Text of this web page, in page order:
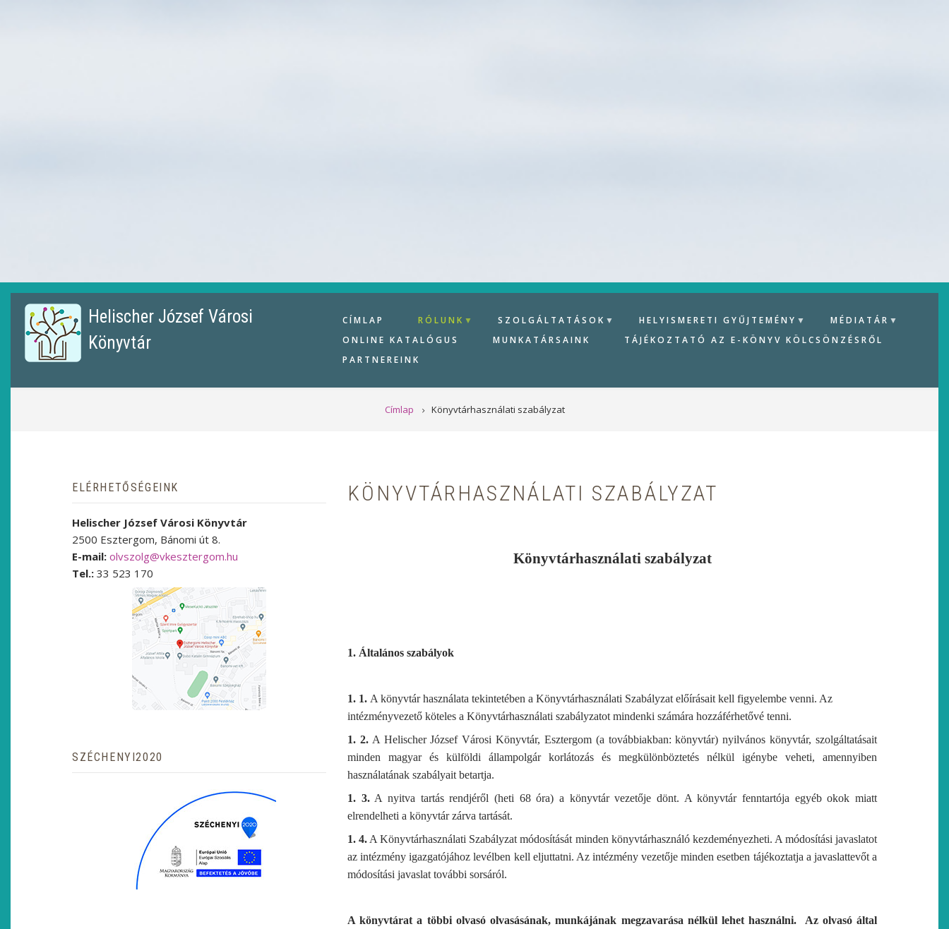
Helischer József Városi
Könyvtár
CÍMLAP RÓLUNK SZOLGÁLTATÁSOK HELYISMERETI GYŰJTEMÉNY
MÉDIATÁR
ONLINE KATALÓGUS
MUNKATÁRSAINK
TÁJÉKOZTATÓ AZ E-KÖNYV KÖLCSÖNZÉSRŐL
PARTNEREINK
Címlap Könyvtárhasználati szabályzat
KÖNYVTÁRHASZNÁLATI SZABÁLYZAT
Könyvtárhasználati szabályzat
1. Általános szabályok
1. 1. A könyvtár használata tekintetében a Könyvtárhasználati Szabályzat előírásait kell figyelembe venni. Az
intézményvezető köteles a Könyvtárhasználati szabályzatot mindenki számára hozzáférhetővé tenni.
1. 2.A Helischer József Városi Könyvtár, Esztergom (a továbbiakban: könyvtár) nyilvános könyvtár, szolgáltatásait
minden magyar és külföldi állampolgár korlátozás és megkülönböztetés nélkül igénybe veheti, amennyiben
használatának szabályait betartja.
1. 3.A nyitva tartás rendjéről (heti 68 óra) a könyvtár vezetője dönt. A könyvtár fenntartója egyéb okok miatt
elrendelheti a könyvtár zárva tartását.
1. 4. A Könyvtárhasználati Szabályzat módosítását minden könyvtárhasználó kezdeményezheti. A módosítási javaslatot
az intézmény igazgatójához levélben kell eljuttatni. Az intézmény vezetője minden esetben tájékoztatja a javaslattevőt a
módosítási javaslat további sorsáról.
A könyvtárat a többi olvasó olvasásának, munkájának megzavarása nélkül lehet használni. Az olvasó által
ELÉRHETŐSÉGEINK
Helischer József Városi Könyvtár
2500 Esztergom, Bánomi út 8.
E-mail: olvszolg@vkesztergom.hu
Tel.: 33 523 170
SZÉCHENYI2020